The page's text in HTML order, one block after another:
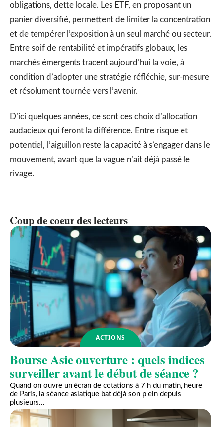
obligations, dette locale. Les ETF, en proposant un
panier diversifié, permettent de limiter la concentration
et de tempérer l’exposition à un seul marché ou secteur.
Entre soif de rentabilité et impératifs globaux, les
marchés émergents tracent aujourd’hui la voie, à
condition d’adopter une stratégie réfléchie, sur-mesure
et résolument tournée vers l’avenir.
D’ici quelques années, ce sont ces choix d’allocation
audacieux qui feront la différence. Entre risque et
potentiel, l’aiguillon reste la capacité à s’engager dans le
mouvement, avant que la vague n’ait déjà passé le
rivage.
Coup de coeur des lecteurs
ACTIONS
Bourse Asie ouverture : quels indices
surveiller avant le début de séance ?
Quand on ouvre un écran de cotations à 7 h du matin, heure
de Paris, la séance asiatique bat déjà son plein depuis
plusieurs…